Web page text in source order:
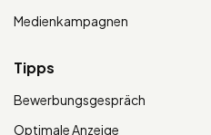
Medienkampagnen
Tipps
Bewerbungsgespräch
Optimale Anzeige